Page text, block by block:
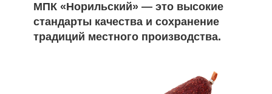
МПК «Норильский» — это высокие
стандарты качества и сохранение
традиций местного производства.